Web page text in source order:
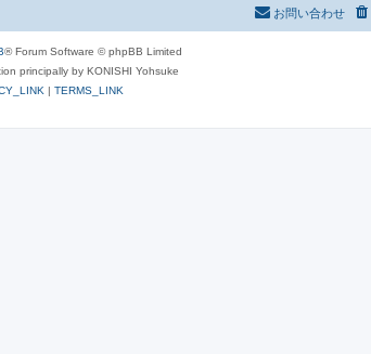
お問い合わせ
® Forum Software © phpBB Limited
principally by KONISHI Yohsuke
| TERMS_LINK